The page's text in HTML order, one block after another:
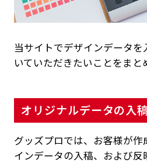
当サイトでデザインデータを
いていただきたいことをまと
オリジナルデータの入
グッズプロでは、お客様が
インデータの入稿、および反